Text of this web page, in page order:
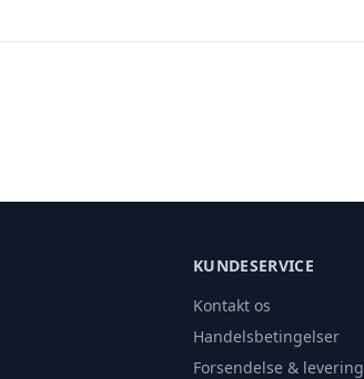
KUNDESERVICE
Kontakt os
Handelsbetingelser
Forsendelse & levering